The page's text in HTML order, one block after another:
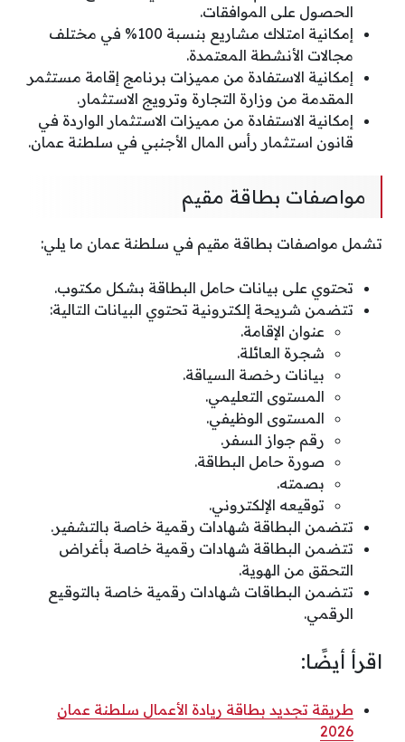
الحصول على الموافقات.
إمكانية امتلاك مشاريع بنسبة 100% في مختلف
مجالات الأنشطة المعتمدة.
إمكانية الاستفادة من مميزات برنامج إقامة مستثمر
المقدمة من وزارة التجارة وترويج الاستثمار.
إمكانية الاستفادة من مميزات الاستثمار الواردة في
قانون استثمار رأس المال الأجنبي في سلطنة عمان.
مواصفات بطاقة مقيم
تشمل مواصفات بطاقة مقيم في سلطنة عمان ما يلي:
تحتوي على بيانات حامل البطاقة بشكل مكتوب.
تتضمن شريحة إلكترونية تحتوي البيانات التالية:
عنوان الإقامة.
شجرة العائلة.
بيانات رخصة السياقة.
المستوى التعليمي.
المستوى الوظيفي.
رقم جواز السفر.
صورة حامل البطاقة.
بصمته.
توقيعه الإلكتروني.
تتضمن البطاقة شهادات رقمية خاصة بالتشفير.
تتضمن البطاقة شهادات رقمية خاصة بأغراض
التحقق من الهوية.
تتضمن البطاقات شهادات رقمية خاصة بالتوقيع
الرقمي.
اقرأ أيضًا:
طريقة تجديد بطاقة ريادة الأعمال سلطنة عمان
2026